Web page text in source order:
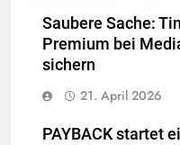
Saubere Sache:
Premium bei
sichern
21. April 2026
PAYBACK startet